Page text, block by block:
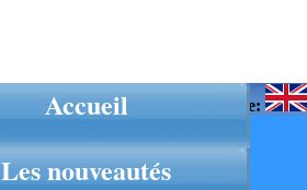
Langue:
Accueil
Les nouveautés